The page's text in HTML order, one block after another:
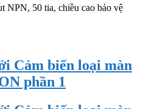
NPN, 50 tia, chiều cao bảo vệ
Cảm biến loại màn
phần 1